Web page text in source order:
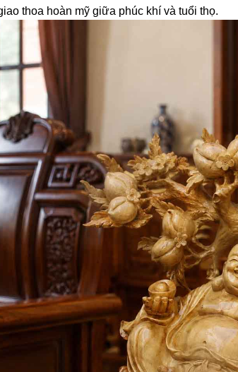
thoa hoàn mỹ giữa phúc khí và tuổi thọ.